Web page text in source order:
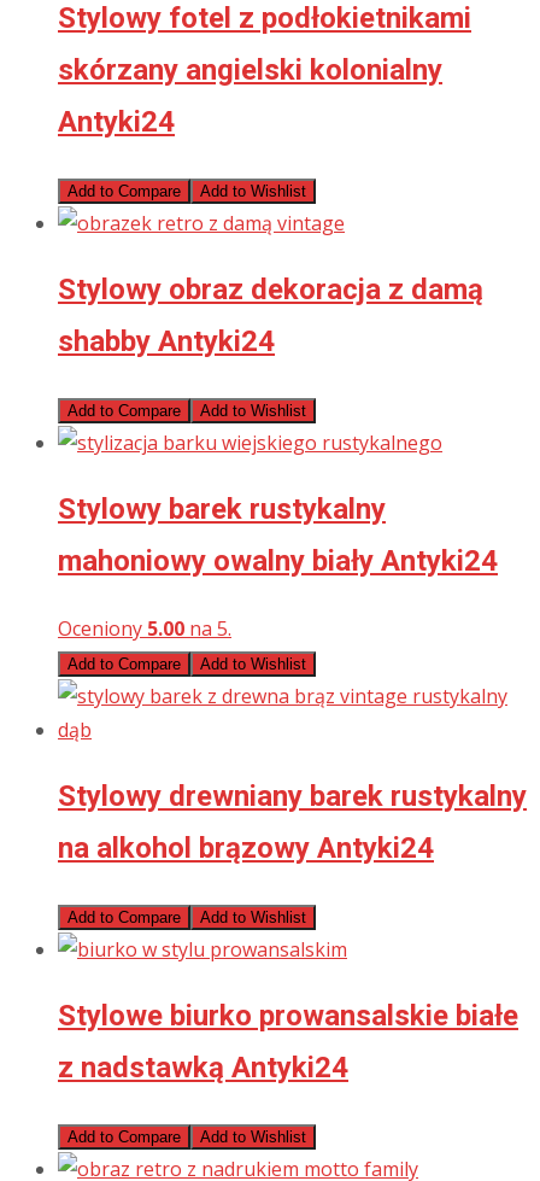
Stylowy fotel z podłokietnikami
skórzany angielski kolonialny
Antyki24
Add to Compare Add to Wishlist
Stylowy obraz dekoracja z damą
shabby Antyki24
Add to Compare Add to Wishlist
Stylowy barek rustykalny
mahoniowy owalny biały Antyki24
Oceniony 5.00 na 5.
Add to Compare Add to Wishlist
Stylowy drewniany barek rustykalny
na alkohol brązowy Antyki24
Add to Compare Add to Wishlist
Stylowe biurko prowansalskie białe
z nadstawką Antyki24
Add to Compare Add to Wishlist